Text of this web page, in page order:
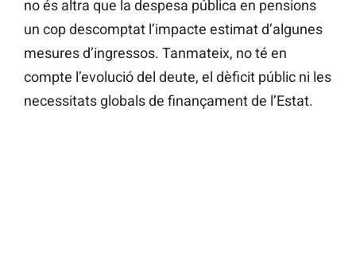
no és altra que la despesa pública en pensions
un cop descomptat l’impacte estimat d’algunes
mesures d’ingressos. Tanmateix, no té en
compte l’evolució del deute, el dèficit públic ni les
necessitats globals de finançament de l’Estat.